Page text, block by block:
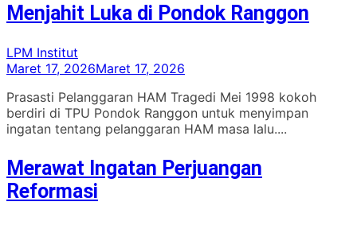
Menjahit Luka di Pondok Ranggon
LPM Institut
Maret 17, 2026Maret 17, 2026
Prasasti Pelanggaran HAM Tragedi Mei 1998 kokoh
berdiri di TPU Pondok Ranggon untuk menyimpan
ingatan tentang pelanggaran HAM masa lalu....
Merawat Ingatan Perjuangan
Reformasi